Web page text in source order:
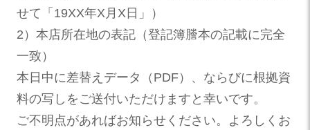
せて「19XX年X月X日」）
2）本店所在地の表記（登記簿謄本の記載に完全
一致）
本日中に差替えデータ（PDF）、ならびに根拠資
料の写しをご送付いただけますと幸いです。
ご不明点があればお知らせください。よろしくお